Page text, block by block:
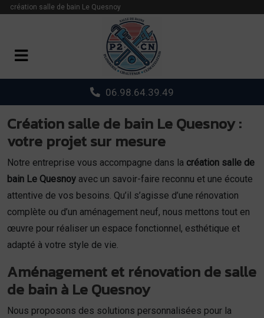
création salle de bain Le Quesnoy
06.98.64.39.49
Création salle de bain Le Quesnoy :
votre projet sur mesure
Notre entreprise vous accompagne dans la création salle de
bain Le Quesnoy avec un savoir-faire reconnu et une écoute
attentive de vos besoins. Qu’il s’agisse d’une rénovation
complète ou d’un aménagement neuf, nous mettons tout en
œuvre pour réaliser un espace fonctionnel, esthétique et
adapté à votre style de vie.
Aménagement et rénovation de salle
de bain à Le Quesnoy
Nous proposons des solutions personnalisées pour la
Panneau de gestion des cookies